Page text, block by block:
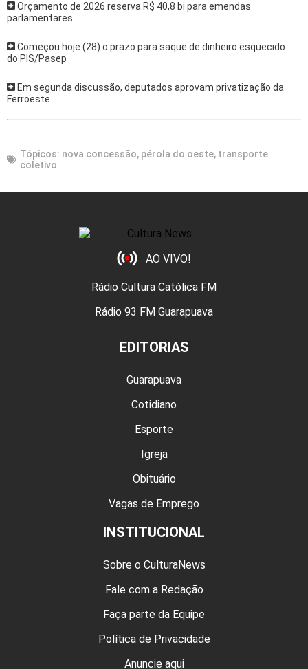
Orçamento de 2026 reserva R$ 40,8 bi para emendas
parlamentares
Começou hoje (28) o prazo para saque de dinheiro esquecido
do PIS/Pasep
Em segunda discussão, deputados aprovam privatização da
Ferroeste
Tópicos: nova concessão, pérola do oeste, transporte
coletivo
AO VIVO!
Rádio Cultura Católica FM
Rádio 93 FM Guarapuava
EDITORIAS
Guarapuava
Cotidiano
Esporte
Igreja
Obituário
Vagas de Emprego
INSTITUCIONAL
Sobre o CulturaNews
Fale com a Redação
Faça parte da Equipe
Política de Privacidade
Anuncie aqui